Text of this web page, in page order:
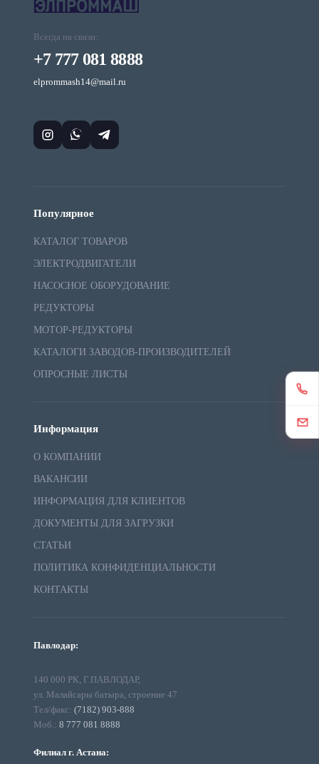
Всегда на связи:
+7 777 081 8888
elprommash14@mail.ru
Популярное
КАТАЛОГ ТОВАРОВ
ЭЛЕКТРОДВИГАТЕЛИ
НАСОСНОЕ ОБОРУДОВАНИЕ
РЕДУКТОРЫ
МОТОР-РЕДУКТОРЫ
КАТАЛОГИ ЗАВОДОВ-ПРОИЗВОДИТЕЛЕЙ
ОПРОСНЫЕ ЛИСТЫ
Информация
О КОМПАНИИ
ВАКАНСИИ
ИНФОРМАЦИЯ ДЛЯ КЛИЕНТОВ
ДОКУМЕНТЫ ДЛЯ ЗАГРУЗКИ
СТАТЬИ
ПОЛИТИКА КОНФИДЕНЦИАЛЬНОСТИ
КОНТАКТЫ
Павлодар:
140 000 РК, Г.ПАВЛОДАР,
ул. Малайсары батыра, строение 47
Тел/факс: (7182) 903-888
Моб.: 8 777 081 8888
Филиал г. Астана: